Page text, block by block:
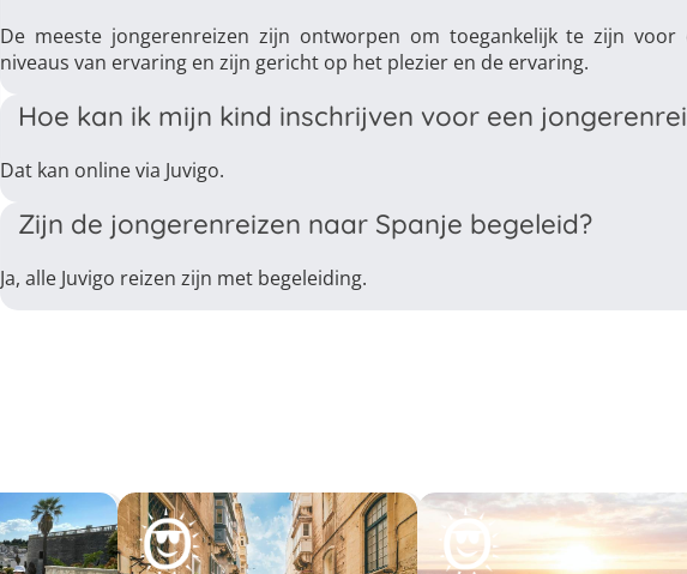
De meeste jongerenreizen zijn ontworpen om toegankelijk te zijn voor
niveaus van ervaring en zijn gericht op het plezier en de ervaring.
Hoe kan ik mijn kind inschrijven voor een
Dat kan online via Juvigo.
Zijn de jongerenreizen naar Spanje begeleid?
Ja, alle Juvigo reizen zijn met begeleiding.